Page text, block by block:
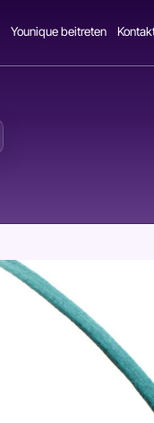
Younique beitreten